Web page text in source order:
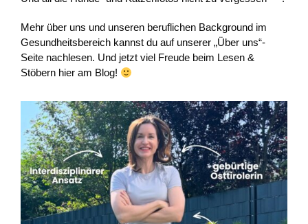
Mehr über uns und unseren beruflichen Background im
Gesundheitsbereich kannst du auf unserer „Über uns“-
Seite nachlesen. Und jetzt viel Freude beim Lesen &
Stöbern hier am Blog!